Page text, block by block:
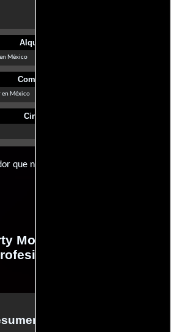
Alquilar
México
Comprar
en México
Cines
que no estamos mostrando? déjanos
Monster realizadas por
de reseñas